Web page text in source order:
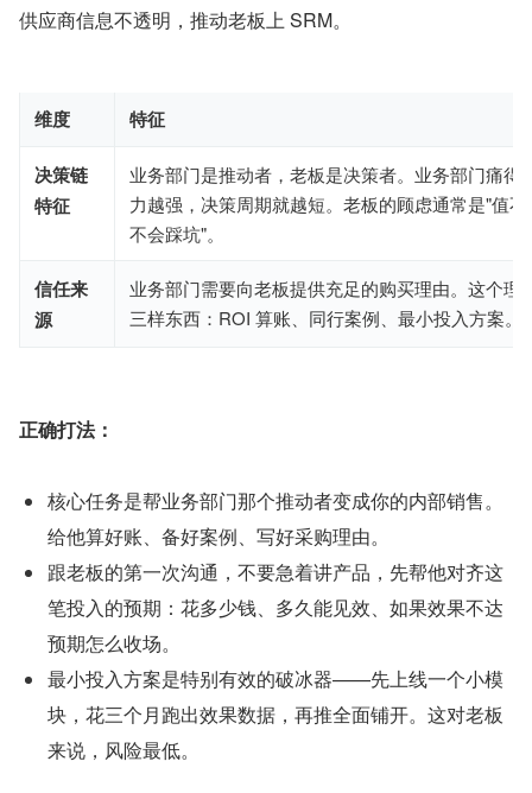
供应商信息不透明，推动老板上 SRM。
维度 特征
决策链
特征
业务部门是推动者，老板是决策者。业务部门痛得
力越强，决策周期就越短。老板的顾虑通常是"值
不会踩坑"。
信任来
源
业务部门需要向老板提供充足的购买理由。这个理
三样东西：ROI 算账、同行案例、最小投入方案。
正确打法：
核心任务是帮业务部门那个推动者变成你的内部销售。
给他算好账、备好案例、写好采购理由。
跟老板的第一次沟通，不要急着讲产品，先帮他对齐这
笔投入的预期：花多少钱、多久能见效、如果效果不达
预期怎么收场。
最小投入方案是特别有效的破冰器——先上线一个小模
块，花三个月跑出效果数据，再推全面铺开。这对老板
来说，风险最低。